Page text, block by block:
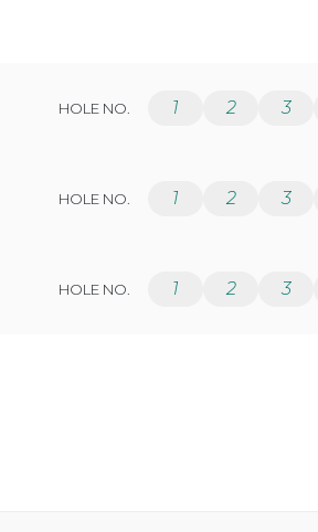
HOLE NO. 1 2 3
HOLE NO. 1 2 3
HOLE NO. 1 2 3